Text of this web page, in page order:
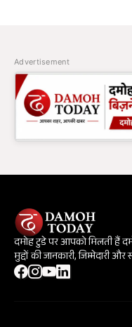
Advertisement
दमोह टुडे पर आपको मिलती हैं
मुद्दों की जानकारी, जिम्मेदारी